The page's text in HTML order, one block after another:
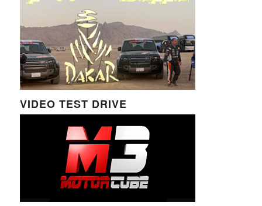
VIDEO TEST DRIVE